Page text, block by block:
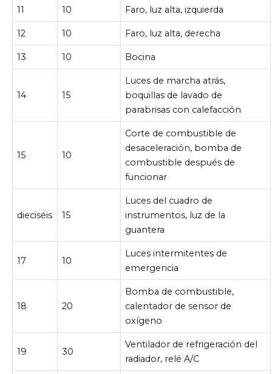
11 10 Faro, luz alta, izquierda
12 10 Faro, luz alta, derecha
13 10 Bocina
14 15
Luces de marcha atrás,
boquillas de lavado de
parabrisas con calefacción
15 10
Corte de combustible de
desaceleración, bomba de
combustible después de
funcionar
dieciséis 15
Luces del cuadro de
instrumentos, luz de la
guantera
17 10
Luces intermitentes de
emergencia
18 20
Bomba de combustible,
calentador de sensor de
oxígeno
19 30
Ventilador de refrigeración del
radiador, relé A/C